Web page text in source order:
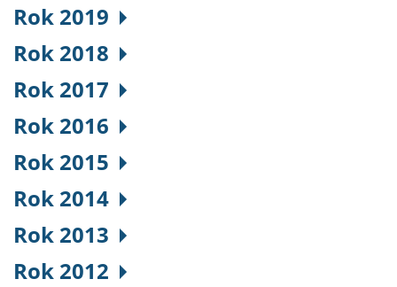
Rok 2019
Rok 2018
Rok 2017
Rok 2016
Rok 2015
Rok 2014
Rok 2013
Rok 2012